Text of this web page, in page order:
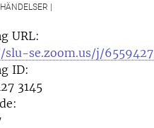
|
URL:
se.zoom.us/j/
ID:
3145